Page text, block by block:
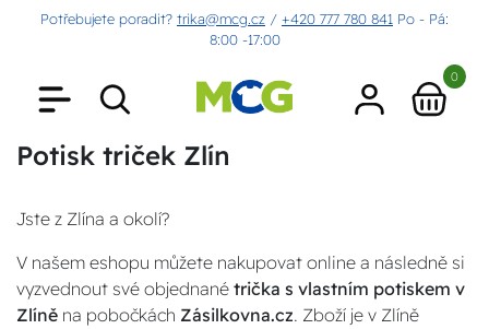
Potřebujete poradit? trika@mcg.cz / +420 777 780 841 Po - Pá:
8:00 -17:00
0
Potisk triček Zlín
Jste z Zlína a okolí?
V našem eshopu můžete nakupovat online a následně si
vyzvednout své objednané trička s vlastním potiskem v
Zlíně na pobočkách Zásilkovna.cz. Zboží je v Zlíně